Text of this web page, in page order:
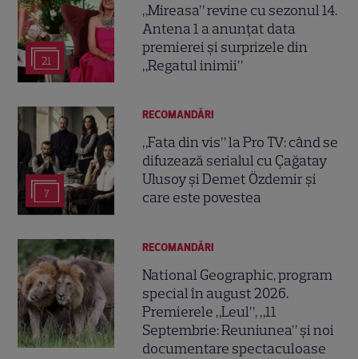
21
„Mireasa” revine cu sezonul 14.
Antena 1 a anunțat data
premierei și surprizele din
„Regatul inimii”
7
RECOMANDĂRI
„Fata din vis” la Pro TV: când se
difuzează serialul cu Çağatay
Ulusoy și Demet Özdemir și
care este povestea
RECOMANDĂRI
National Geographic, program
special în august 2026.
Premierele „Leul”, „11
Septembrie: Reuniunea” și noi
documentare spectaculoase